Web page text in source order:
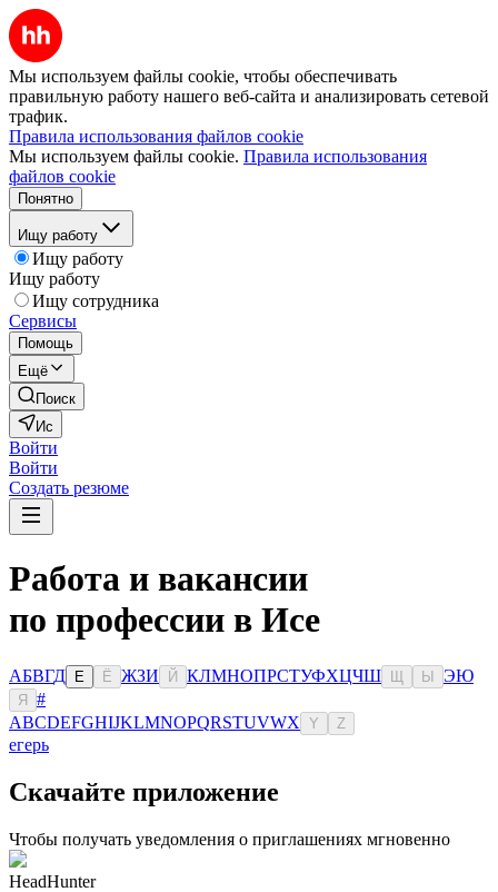
Мы используем файлы cookie, чтобы обеспечивать
правильную работу нашего веб-сайта и анализировать сетевой
трафик.
Правила использования файлов cookie
Мы используем файлы cookie. Правила использования
файлов cookie
Понятно
Ищу работу
Ищу работу
Ищу работу
Ищу сотрудника
Сервисы
Помощь
Ещё
Поиск
Ис
Войти
Войти
Создать резюме
Работа и вакансии
по профессии в Исе
АБВГД Е Ё ЖЗИ Й КЛМНОПРСТУФХЦЧШ Ы ЭЮ
Я
#
ABCDEFGHIJKLMNOPQRSTUVWX Y Z
егерь
Скачайте приложение
Чтобы получать уведомления о приглашениях мгновенно
HeadHunter